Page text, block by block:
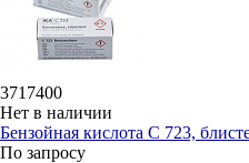
3717400
Нет в наличии
Бензойная кислота C 723,
По запросу